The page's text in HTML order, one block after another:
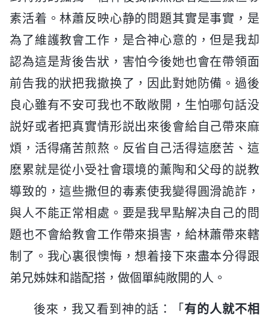
素活着。林蕭反映心静的問題其實是事實，是
為了維護教會工作，是合神心意的，但是我却
認為這是背後告狀，害怕今後她也會在帶領面
前告我的狀把我撤换了，因此對她防備。過後
良心雖有不安可我也不敢敞開，生怕哪句話没
説好或者把真實情形説出來後會給自己帶來麻
煩，活得痛苦煎熬。反省自己活得這麽苦、這
麽累就是從小受社會環境的薰陶和父母的説教
導致的，這些撒但的毒素使我變得圓滑詭詐，
與人不能正常相處。要是我早點解决自己的問
題也不會給教會工作帶來損害，給林蕭帶來轄
制了。我心裏很懊悔，想着接下來盡本分得跟
弟兄姊妹和諧配搭，做個單純敞開的人。
後來，我又看到神的話：「 有的人就不相